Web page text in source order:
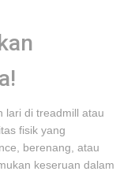
lari di treadmill atau
fisik yang
berenang, atau
keseruan dalam